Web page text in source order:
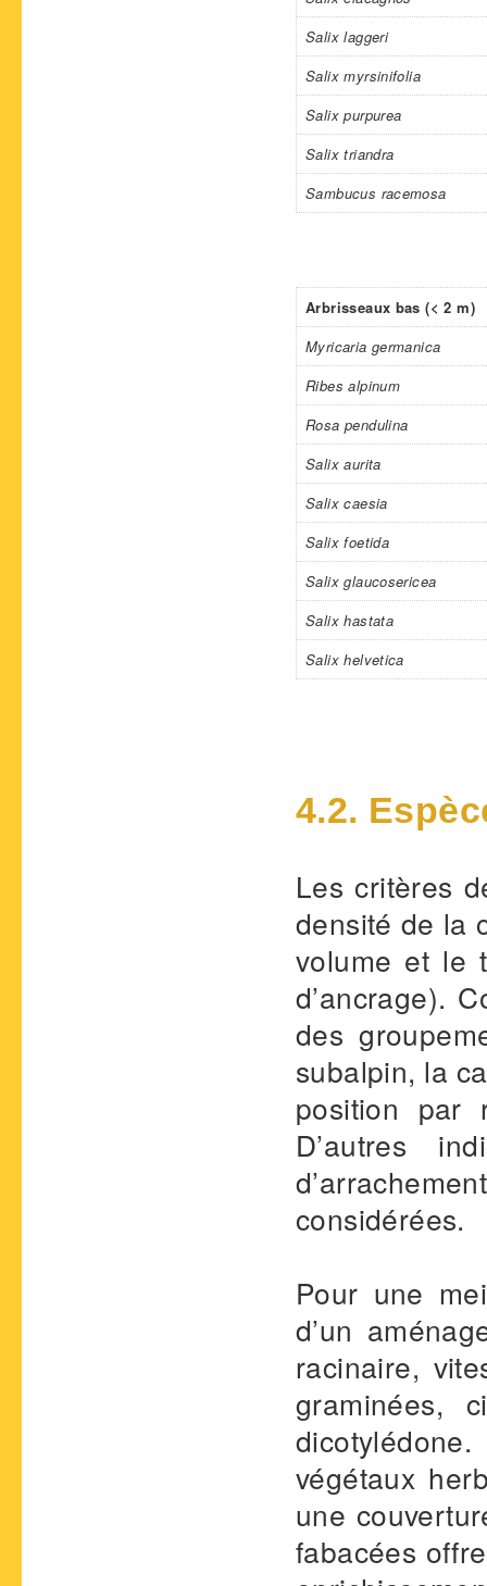
Salix laggeri
Salix myrsinifolia
Salix purpurea
Salix triandra
Sambucus racemosa
Arbrisseaux bas (< 2 m)
Myricaria germanica
Ribes alpinum
Rosa pendulina
Salix aurita
Salix caesia
Salix foetida
Salix glaucosericea
Salix hastata
Salix helvetica
4.2.
Les critères
densité de la
volume et le
d’ancrage).
des
subalpin, la
position par
D’autres
considérées.
Pour une
d’un
racinaire,
graminées,
végétaux
une
fabacées